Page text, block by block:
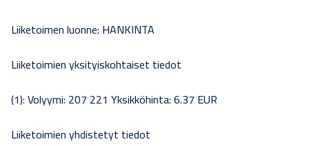
Liiketoimen luonne: HANKINTA
Liiketoimien yksityiskohtaiset tiedot
(1): Volyymi: 207 221 Yksikköhinta: 6.37 EUR
Liiketoimien yhdistetyt tiedot